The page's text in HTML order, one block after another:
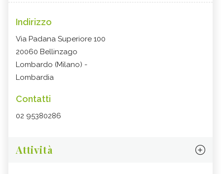
Indirizzo
Via Padana Superiore 100
20060 Bellinzago
Lombardo (Milano) -
Lombardia
Contatti
02 95380286
Attività